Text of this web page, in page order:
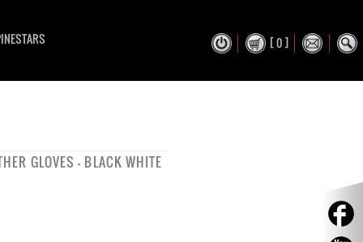
[ 0 ]
GLOVES - BLACK WHITE